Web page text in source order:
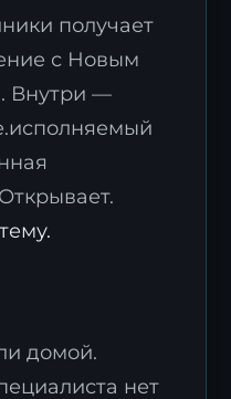
получает
с Новым
Внутри —
домой.
нет